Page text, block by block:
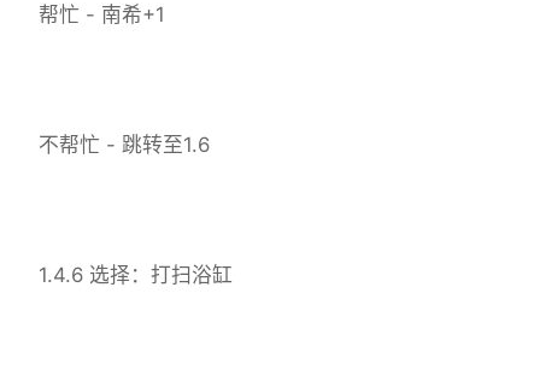
帮忙 - 南希+1
不帮忙 - 跳转至1.6
1.4.6 选择：打扫浴缸